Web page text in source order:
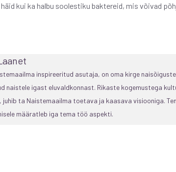
kui ka halbu soolestiku baktereid, mis võivad
inspireeritud asutaja, on oma kirge
naistele igast eluvaldkonnast. Rikaste kogemustega
juhib ta Naistemaailma toetava ja kaasava visiooniga.
määratleb iga tema töö aspekti.